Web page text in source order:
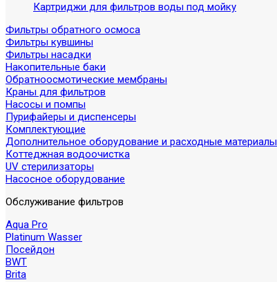
Картриджи для фильтров воды под мойку
Фильтры обратного осмоса
Фильтры кувшины
Фильтры насадки
Накопительные баки
Обратноосмотические мембраны
Краны для фильтров
Насосы и помпы
Пурифайеры и диспенсеры
Комплектующие
Дополнительное оборудование и расходные материалы
Коттеджная водоочистка
UV стерилизаторы
Насосное оборудование
Обслуживание фильтров
Aqua Pro
Platinum Wasser
Посейдон
BWT
Brita